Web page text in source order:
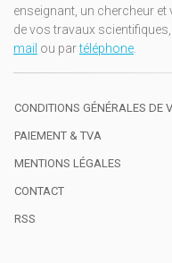
enseignant, un chercheur
de vos travaux
mail ou partéléphone
CONDITIONS GÉNÉRALES DE
PAIEMENT & TVA
MENTIONS LÉGALES
CONTACT
RSS